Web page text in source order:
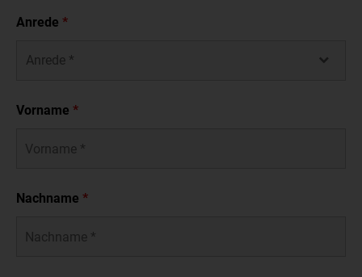
Anrede *
Vorname *
Nachname *